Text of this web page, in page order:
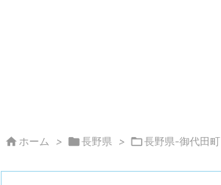
 ホーム > 長野県 > 長野県-御代田町